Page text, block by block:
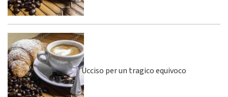
Ucciso per un tragico equivoco